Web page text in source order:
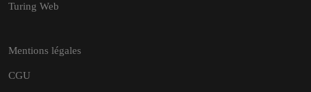
Turing Web
Mentions légales
CGU